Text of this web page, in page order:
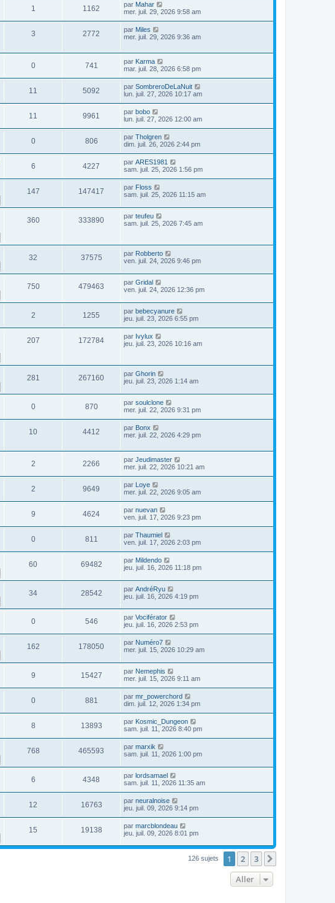
1 1162 par Mahar
mer. juil. 29, 2026 9:58 am
3 2772 par Miles
mer. juil. 29, 2026 9:36 am
0 741 par Karma
mar. juil. 28, 2026 6:58 pm
11 5092 par SombreroDeLaNuit
lun. juil. 27, 2026 10:17 am
11 9961 par bobo
lun. juil. 27, 2026 12:00 am
0 806 par Tholgren
dim. juil. 26, 2026 2:44 pm
6 4227 par ARES1981
sam. juil. 25, 2026 1:56 pm
147 147417 par Floss
sam. juil. 25, 2026 11:15 am
360 333890 par teufeu
sam. juil. 25, 2026 7:45 am
32 37575 par Robberto
ven. juil. 24, 2026 9:46 pm
750 479463 par Gridal
ven. juil. 24, 2026 12:36 pm
2 1255 par bebecyanure
jeu. juil. 23, 2026 6:55 pm
207 172784 par Ivylux
jeu. juil. 23, 2026 10:16 am
281 267160 par Ghorin
jeu. juil. 23, 2026 1:14 am
0 870 par soulclone
mer. juil. 22, 2026 9:31 pm
10 4412 par Bonx
mer. juil. 22, 2026 4:29 pm
2 2266 par Jeudimaster
mer. juil. 22, 2026 10:21 am
2 9649 par Loye
mer. juil. 22, 2026 9:05 am
9 4624 par nuevan
ven. juil. 17, 2026 9:23 pm
0 811 par Thaumiel
ven. juil. 17, 2026 2:03 pm
60 69482 par Mildendo
jeu. juil. 16, 2026 11:18 pm
34 28542 par AndréRyu
jeu. juil. 16, 2026 4:19 pm
0 546 par Vociférator
jeu. juil. 16, 2026 2:53 pm
162 178050 par Numéro7
mer. juil. 15, 2026 10:29 am
9 15427 par Nemephis
mer. juil. 15, 2026 9:11 am
0 881 par mr_powerchord
dim. juil. 12, 2026 1:34 pm
8 13893 par Kosmic_Dungeon
sam. juil. 11, 2026 8:40 pm
768 465593 par marxik
sam. juil. 11, 2026 1:00 pm
6 4348 par lordsamael
sam. juil. 11, 2026 11:35 am
12 16763 par neuralnoise
jeu. juil. 09, 2026 9:14 pm
15 19138 par marcblondeau
jeu. juil. 09, 2026 8:01 pm
126 sujets 1 2 3
Aller